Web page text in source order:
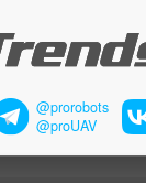
@prorobots
@proUAV